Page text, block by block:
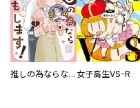
推しの為ならなんでもします！ 女子高生VS-R